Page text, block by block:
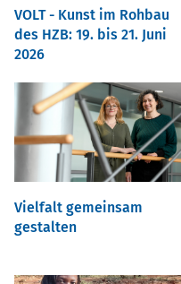
VOLT - Kunst im Rohbau
des HZB: 19. bis 21. Juni
2026
Vielfalt gemeinsam
gestalten